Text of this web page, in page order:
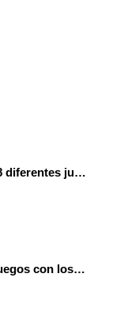
Programa con Scratch, 8 diferentes juegos para vivir la emoción de los partidos de España en el mundial 2026
Programa con Scratch juegos con los partidos del mundial 2026 ganados por España